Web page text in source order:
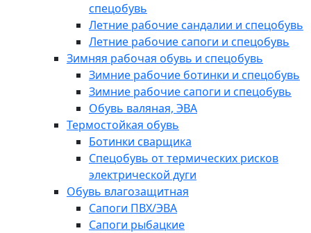
спецобувь
Летние рабочие сандалии и спецобувь
Летние рабочие сапоги и спецобувь
Зимняя рабочая обувь и спецобувь
Зимние рабочие ботинки и спецобувь
Зимние рабочие сапоги и спецобувь
Обувь валяная, ЭВА
Термостойкая обувь
Ботинки сварщика
Спецобувь от термических рисков
электрической дуги
Обувь влагозащитная
Сапоги ПВХ/ЭВА
Сапоги рыбацкие